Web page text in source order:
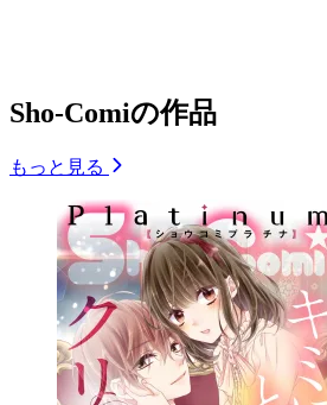
Sho-Comiの作品
もっと見る